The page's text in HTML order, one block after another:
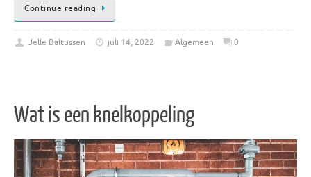
Continue reading
Jelle Baltussen juli 14, 2022 Algemeen 0
Wat is een knelkoppeling